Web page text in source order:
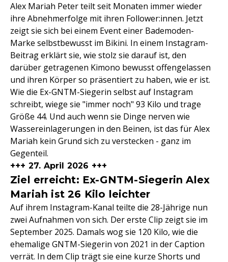
Alex Mariah Peter teilt seit Monaten immer wieder
ihre Abnehmerfolge mit ihren Follower:innen. Jetzt
zeigt sie sich bei einem Event einer Bademoden-
Marke selbstbewusst im Bikini. In einem Instagram-
Beitrag erklärt sie, wie stolz sie darauf ist, den
darüber getragenen Kimono bewusst offengelassen
und ihren Körper so präsentiert zu haben, wie er ist.
Wie die Ex-GNTM-Siegerin selbst auf Instagram
schreibt, wiege sie "immer noch" 93 Kilo und trage
Größe 44. Und auch wenn sie Dinge nerven wie
Wassereinlagerungen in den Beinen, ist das für Alex
Mariah kein Grund sich zu verstecken - ganz im
Gegenteil.
+++ 27. April 2026 +++
Ziel erreicht: Ex-GNTM-Siegerin Alex
Mariah ist 26 Kilo leichter
Auf ihrem Instagram-Kanal teilte die 28-Jährige nun
zwei Aufnahmen von sich. Der erste Clip zeigt sie im
September 2025. Damals wog sie 120 Kilo, wie die
ehemalige GNTM-Siegerin von 2021 in der Caption
verrät. In dem Clip trägt sie eine kurze Shorts und